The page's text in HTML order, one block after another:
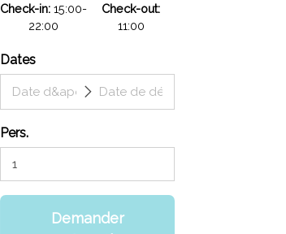
Check-in 15:00-
22:00
Check-out
11:00
Dates
Pers.
Demander